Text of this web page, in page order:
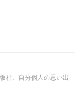
社、自分個人の思い出